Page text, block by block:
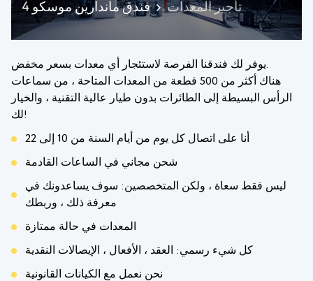
فندق ماندارين موسكو 4
تأجير المعدات
يوفر لك فندقنا الفرصة لاستئجار أي معدات بسعر مخفض.
هناك أكثر من 500 قطعة من المعدات المتاحة ، من سماعات
الرأس البسيطة إلى الطائرات بدون طيار عالية التقنية ، والخيار
لك!
أنا على اتصال كل يوم من أيام السنة من 10 إلى 22
شحن مجاني في الساعات القادمة
ليس فقط سعاة ، ولكن المتخصصين: سوف يساعدونك في
معرفة ذلك ، وربطك
المعدات في حالة ممتازة
كل شيء رسمي: العقد ، الأفعال ، الإيصالات النقدية
نحن نعمل مع الكيانات القانونية